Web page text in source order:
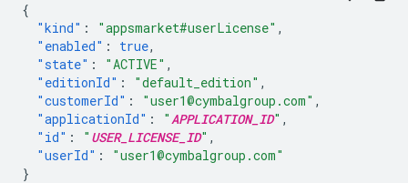
{
"kind" : "appsmarket#userLicense" ,
"enabled" : true,
"state" : "ACTIVE" ,
"editionId" : "default_edition" ,
"customerId" : "user1@cymbalgroup.com" ,
"applicationId" : "APPLICATION_ID" ,
"id" : " USER_LICENSE_ID" ,
"userId" :
"user1@cymbalgroup.com"
}